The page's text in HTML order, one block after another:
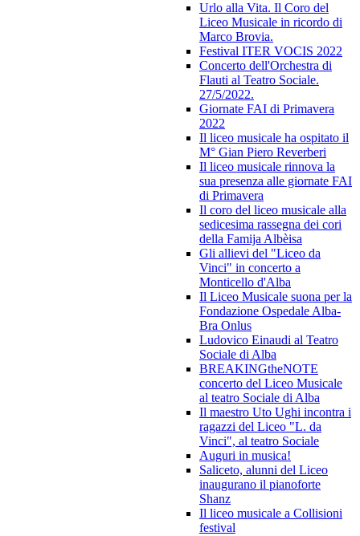
Urlo alla Vita. Il Coro del
Liceo Musicale in ricordo di
Marco Brovia.
Festival ITER VOCIS 2022
Concerto dell'Orchestra di
Flauti al Teatro Sociale.
27/5/2022.
Giornate FAI di Primavera
2022
Il liceo musicale ha ospitato il
M° Gian Piero Reverberi
Il liceo musicale rinnova la
sua presenza alle giornate FAI
di Primavera
Il coro del liceo musicale alla
sedicesima rassegna dei cori
della Famija Albèisa
Gli allievi del "Liceo da
Vinci" in concerto a
Monticello d'Alba
Il Liceo Musicale suona per la
Fondazione Ospedale Alba-
Bra Onlus
Ludovico Einaudi al Teatro
Sociale di Alba
BREAKINGtheNOTE
concerto del Liceo Musicale
al teatro Sociale di Alba
Il maestro Uto Ughi incontra i
ragazzi del Liceo "L. da
Vinci", al teatro Sociale
Auguri in musica!
Saliceto, alunni del Liceo
inaugurano il pianoforte
Shanz
Il liceo musicale a Collisioni
festival